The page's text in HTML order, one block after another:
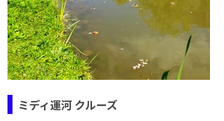
ミディ運河 クルーズ